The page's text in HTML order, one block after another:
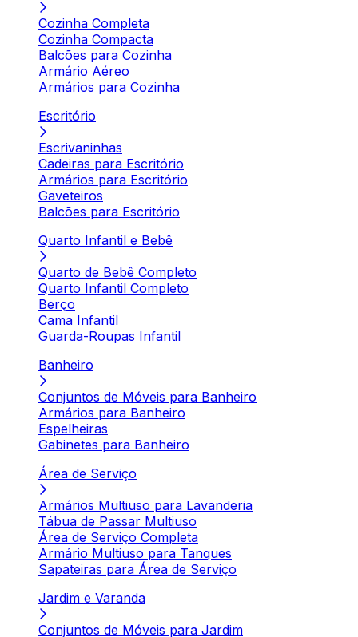
Cozinha Completa
Cozinha Compacta
Balcões para Cozinha
Armário Aéreo
Armários para Cozinha
Escritório
Escrivaninhas
Cadeiras para Escritório
Armários para Escritório
Gaveteiros
Balcões para Escritório
Quarto Infantil e Bebê
Quarto de Bebê Completo
Quarto Infantil Completo
Berço
Cama Infantil
Guarda-Roupas Infantil
Banheiro
Conjuntos de Móveis para Banheiro
Armários para Banheiro
Espelheiras
Gabinetes para Banheiro
Área de Serviço
Armários Multiuso para Lavanderia
Tábua de Passar Multiuso
Área de Serviço Completa
Armário Multiuso para Tanques
Sapateiras para Área de Serviço
Jardim e Varanda
Conjuntos de Móveis para Jardim